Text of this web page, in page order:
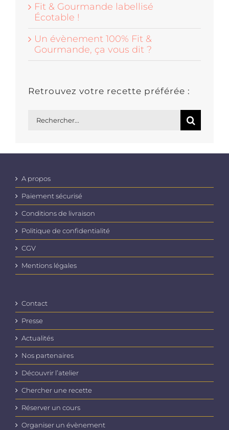
Fit & Gourmande labellisé
Écotable !
Un évènement 100% Fit &
Gourmande, ça vous dit ?
Retrouvez votre recette préférée :
A propos
Paiement sécurisé
Conditions de livraison
Politique de confidentialité
CGV
Mentions légales
Contact
Presse
Actualités
Nos partenaires
Découvrir l’atelier
Chercher une recette
Réserver un cours
Organiser un évènement